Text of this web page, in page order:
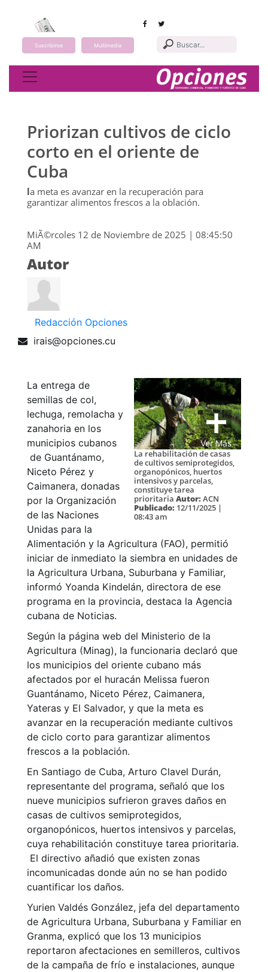
Suscribirse Multimedia
Toggle navigation
Priorizan cultivos de ciclo
corto en el oriente de
Cuba
la meta es avanzar en la recuperación para
garantizar alimentos frescos a la oblación.
MiÃ©rcoles 12 de Noviembre de 2025 | 08:45:50
AM
Autor
Redacción Opciones
irais@opciones.cu
Ver Más
La rehabilitación de casas
de cultivos semiprotegidos,
organopónicos, huertos
intensivos y parcelas,
constituye tarea
prioritaria Autor: ACN
Publicado: 12/11/2025 |
08:43 am
La entrega de
semillas de col,
lechuga, remolacha y
zanahoria en los
municipios cubanos
de Guantánamo,
Niceto Pérez y
Caimanera, donadas
por la Organización
de las Naciones
Unidas para la
Alimentación y la Agricultura (FAO), permitió
iniciar de inmediato la siembra en unidades de
la Agricultura Urbana, Suburbana y Familiar,
informó Yoanda Kindelán, directora de ese
programa en la provincia, destaca la Agencia
cubana de Noticias.
Según la página web del Ministerio de la
Agricultura (Minag), la funcionaria declaró que
los municipios del oriente cubano más
afectados por el huracán Melissa fueron
Guantánamo, Niceto Pérez, Caimanera,
Yateras y El Salvador, y que la meta es
avanzar en la recuperación mediante cultivos
de ciclo corto para garantizar alimentos
frescos a la población.
En Santiago de Cuba, Arturo Clavel Durán,
representante del programa, señaló que los
nueve municipios sufrieron graves daños en
casas de cultivos semiprotegidos,
organopónicos, huertos intensivos y parcelas,
cuya rehabilitación constituye tarea prioritaria.
El directivo añadió que existen zonas
incomunicadas donde aún no se han podido
cuantificar los daños.
Yurien Valdés González, jefa del departamento
de Agricultura Urbana, Suburbana y Familiar en
Granma, explicó que los 13 municipios
reportaron afectaciones en semilleros, cultivos
de la campaña de frío e instalaciones, aunque